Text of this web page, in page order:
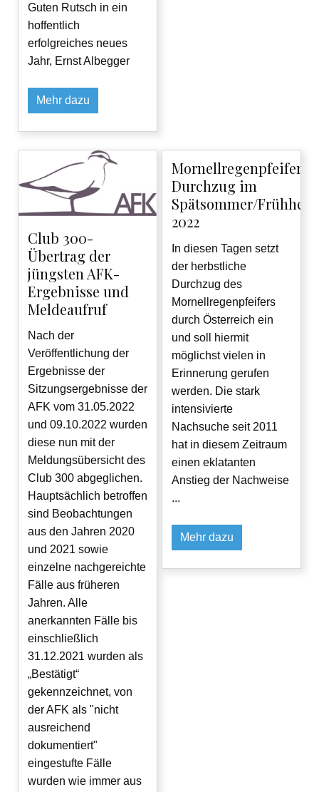
Guten Rutsch in ein
hoffentlich
erfolgreiches neues
Jahr, Ernst Albegger
Mehr dazu
Club 300-
Übertrag der
jüngsten AFK-
Ergebnisse und
Meldeaufruf
Nach der
Veröffentlichung der
Ergebnisse der
Sitzungsergebnisse der
AFK vom 31.05.2022
und 09.10.2022 wurden
diese nun mit der
Meldungsübersicht des
Club 300 abgeglichen.
Hauptsächlich betroffen
sind Beobachtungen
aus den Jahren 2020
und 2021 sowie
einzelne nachgereichte
Fälle aus früheren
Jahren. Alle
anerkannten Fälle bis
einschließlich
31.12.2021 wurden als
„Bestätigt“
gekennzeichnet, von
der AFK als "nicht
ausreichend
dokumentiert"
eingestufte Fälle
wurden wie immer aus
Mornellregenpfeifer-
Durchzug im
Spätsommer/
2022
In diesen Tagen setzt
der herbstliche
Durchzug des
Mornellregenpfeifers
durch Österreich ein
und soll hiermit
möglichst vielen in
Erinnerung gerufen
werden. Die stark
intensivierte
Nachsuche seit 2011
hat in diesem Zeitraum
einen eklatanten
Anstieg der Nachweise
...
Mehr dazu